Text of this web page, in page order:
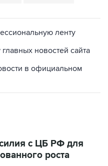
ленту
новостей сайта
в официальном
с ЦБ РФ для
роста